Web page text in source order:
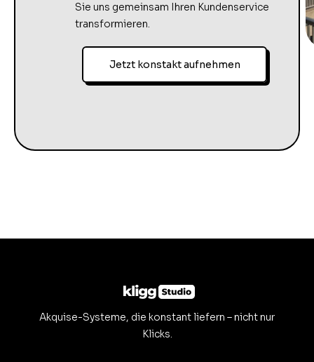
Sie uns gemeinsam Ihren Kundenservice
transformieren.
Jetzt konstakt aufnehmen
Akquise-Systeme, die konstant liefern – nicht nur
Klicks.